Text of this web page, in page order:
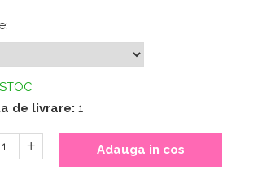
:
de livrare: 1
Adauga in cos